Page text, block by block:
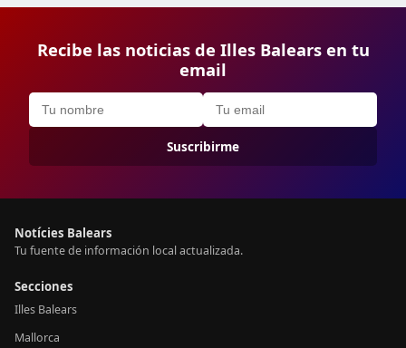
Recibe las noticias de Illes Balears en tu
email
Suscribirme
Notícies Balears
Tu fuente de información local actualizada.
Secciones
Illes Balears
Mallorca